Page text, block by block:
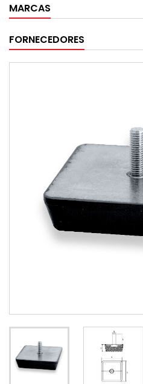
MARCAS
FORNECEDORES